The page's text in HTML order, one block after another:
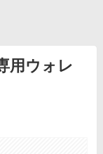
用ウォレ